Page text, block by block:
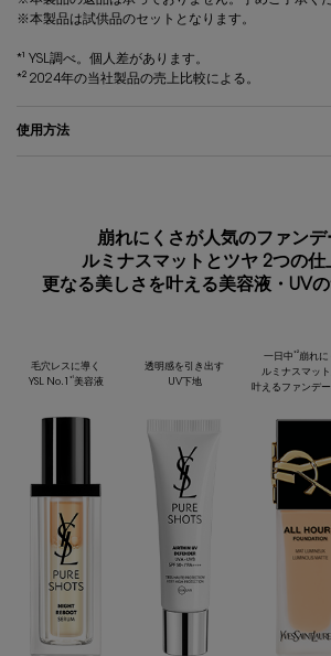
※本製品は試供品のセットとなります。
*¹ YSL調べ。個人差があります。
*² 2024年の当社製品の売上比較による。
使用方法
崩れにくさが人気のファンデ
ルミナスマットとツヤ 2つの仕
更なる美しさを叶える美容液・UV
毛穴レスに導く
YSL No.1
*¹美容液
透明感を引き出す
UV下地
一日中 *²崩れに
ルミナスマッ
叶えるファンデ